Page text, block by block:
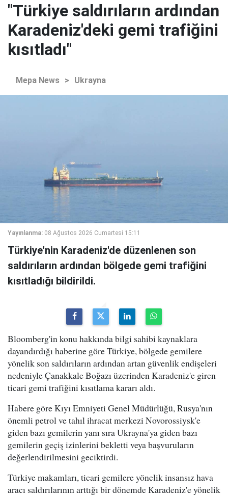
"Türkiye saldırıların ardından
Karadeniz'deki gemi trafiğini
kısıtladı"
Mepa News > Ukrayna
Yayınlanma: 08 Ağustos 2026 Cumartesi 15:11
Türkiye'nin Karadeniz'de düzenlenen son
saldırıların ardından bölgede gemi trafiğini
kısıtladığı bildirildi.
Bloomberg'in konu hakkında bilgi sahibi kaynaklara
dayandırdığı haberine göre Türkiye, bölgede gemilere
yönelik son saldırıların ardından artan güvenlik endişeleri
nedeniyle Çanakkale Boğazı üzerinden Karadeniz'e giren
ticari gemi trafiğini kısıtlama kararı aldı.
Habere göre Kıyı Emniyeti Genel Müdürlüğü, Rusya'nın
önemli petrol ve tahıl ihracat merkezi Novorossiysk'e
giden bazı gemilerin yanı sıra Ukrayna'ya giden bazı
gemilerin geçiş izinlerini bekletti veya başvuruların
değerlendirilmesini geciktirdi.
Türkiye makamları, ticari gemilere yönelik insansız hava
aracı saldırılarının arttığı bir dönemde Karadeniz'e yönelik